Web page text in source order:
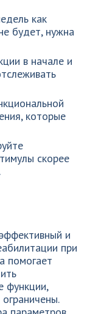
как
будет, нужна
в начале и
которые
скорее
и
при
помогает
функции,